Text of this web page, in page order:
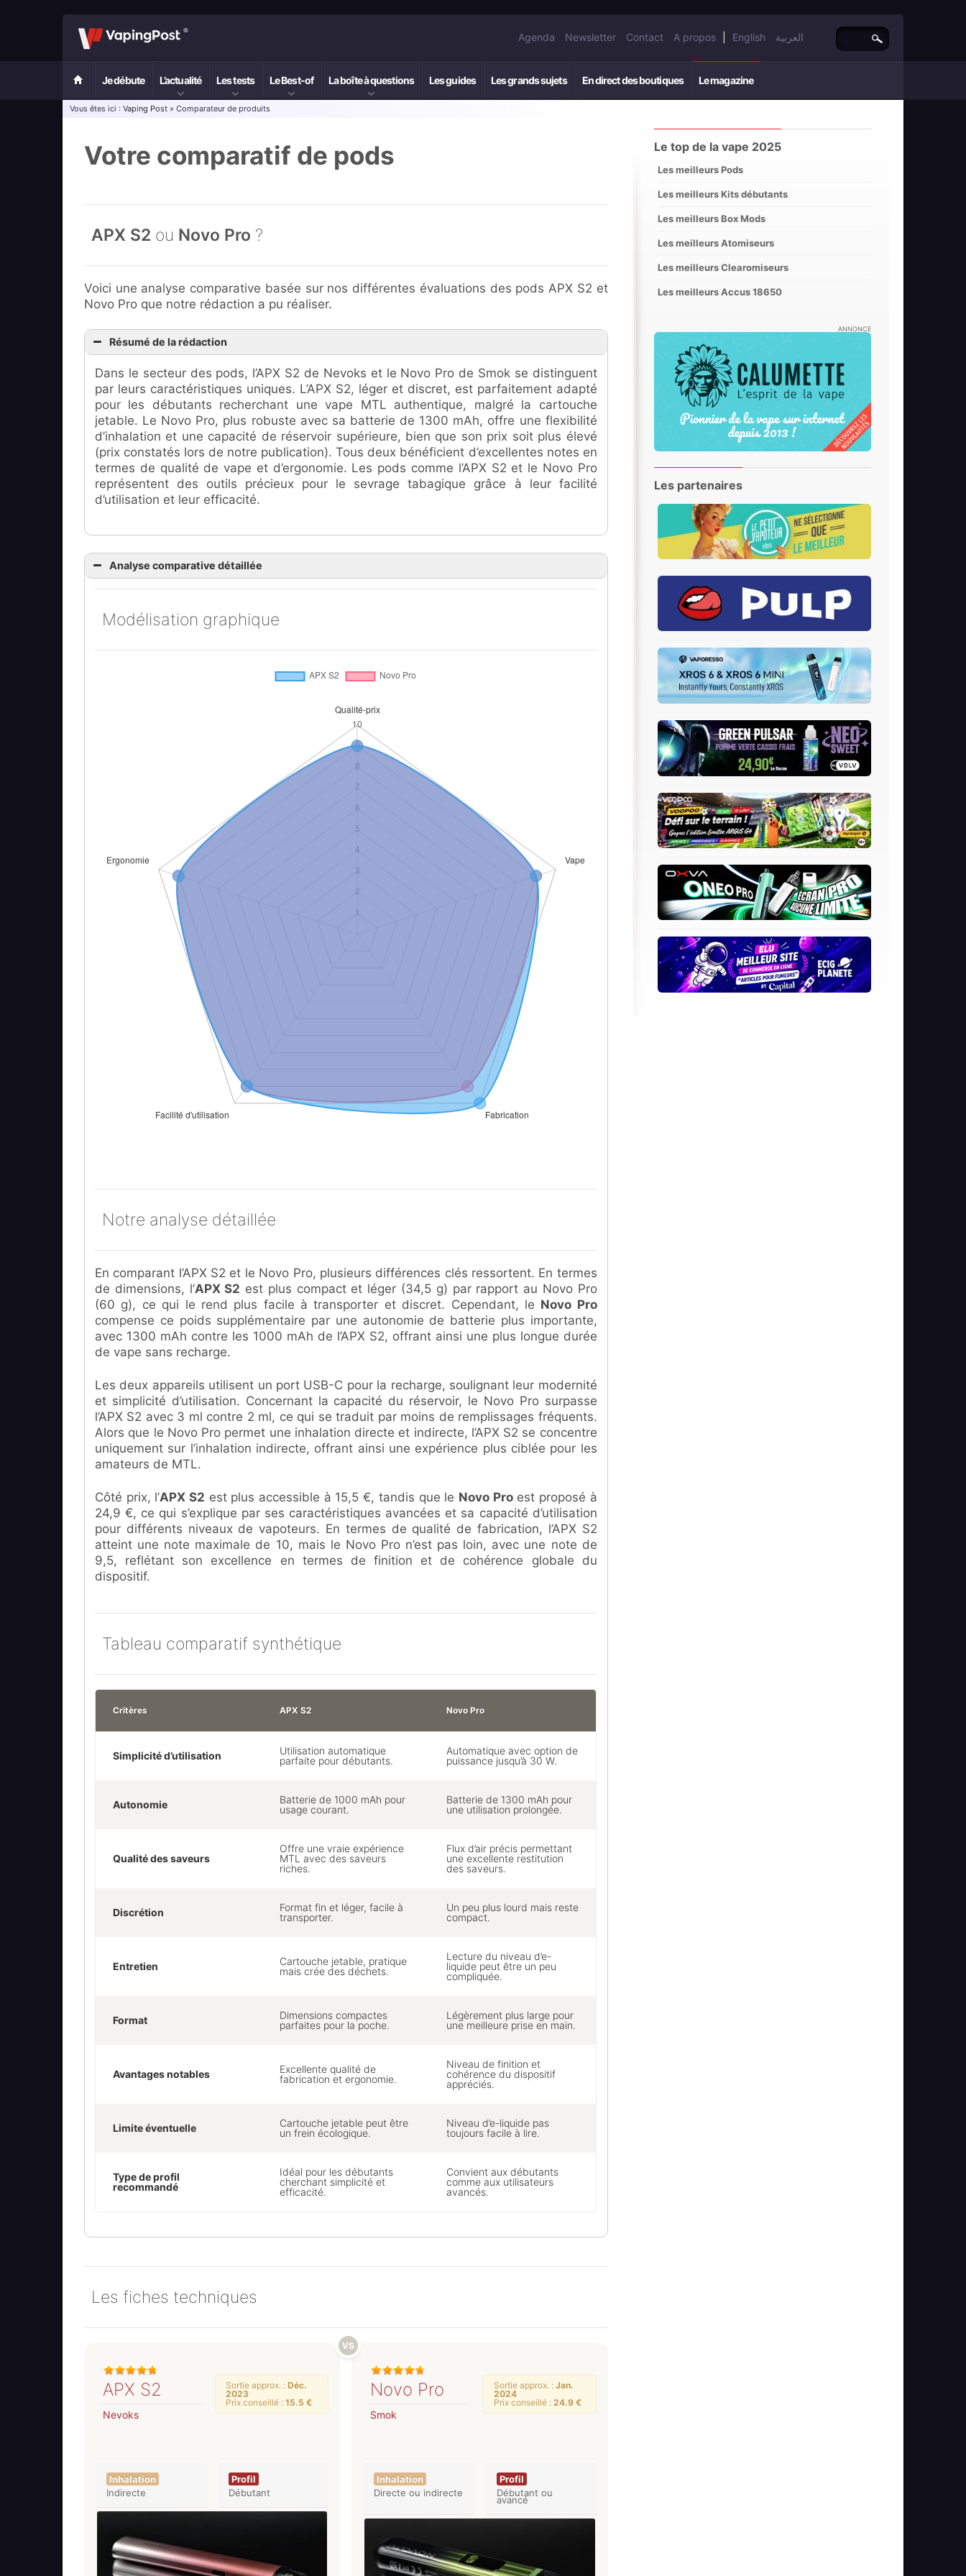
Agenda Newsletter Contact A propos English العربية
Je débute L’actualité Les tests Le Best-of La boîte à questions Les guides Les grands sujets En direct des boutiques Le magazine
Vous êtes ici : Vaping Post » Comparateur de produits
Votre comparatif de pods
APX S2 ou Novo Pro ?
Voici une analyse comparative basée sur nos différentes évaluations des pods APX S2 et
Novo Pro que notre rédaction a pu réaliser.
Résumé de la rédaction
Dans le secteur des pods, l’APX S2 de Nevoks et le Novo Pro de Smok se distinguent
par leurs caractéristiques uniques. L’APX S2, léger et discret, est parfaitement adapté
pour les débutants recherchant une vape MTL authentique, malgré la cartouche
jetable. Le Novo Pro, plus robuste avec sa batterie de 1300 mAh, offre une flexibilité
d’inhalation et une capacité de réservoir supérieure, bien que son prix soit plus élevé
(prix constatés lors de notre publication). Tous deux bénéficient d’excellentes notes en
termes de qualité de vape et d’ergonomie. Les pods comme l’APX S2 et le Novo Pro
représentent des outils précieux pour le sevrage tabagique grâce à leur facilité
d’utilisation et leur efficacité.
Analyse comparative détaillée
Modélisation graphique
Notre analyse détaillée
En comparant l’APX S2 et le Novo Pro, plusieurs différences clés ressortent. En termes
de dimensions, l’APX S2 est plus compact et léger (34,5 g) par rapport au Novo Pro
(60 g), ce qui le rend plus facile à transporter et discret. Cependant, le Novo Pro
compense ce poids supplémentaire par une autonomie de batterie plus importante,
avec 1300 mAh contre les 1000 mAh de l’APX S2, offrant ainsi une plus longue durée
de vape sans recharge.
Les deux appareils utilisent un port USB-C pour la recharge, soulignant leur modernité
et simplicité d’utilisation. Concernant la capacité du réservoir, le Novo Pro surpasse
l’APX S2 avec 3 ml contre 2 ml, ce qui se traduit par moins de remplissages fréquents.
Alors que le Novo Pro permet une inhalation directe et indirecte, l’APX S2 se concentre
uniquement sur l’inhalation indirecte, offrant ainsi une expérience plus ciblée pour les
amateurs de MTL.
Côté prix, l’APX S2 est plus accessible à 15,5 €, tandis que le Novo Proest proposé à
24,9 €, ce qui s’explique par ses caractéristiques avancées et sa capacité d’utilisation
pour différents niveaux de vapoteurs. En termes de qualité de fabrication, l’APX S2
atteint une note maximale de 10, mais le Novo Pro n’est pas loin, avec une note de
9,5, reflétant son excellence en termes de finition et de cohérence globale du
dispositif.
Tableau comparatif synthétique
Critères APX S2 Novo Pro
Simplicité d’utilisation
Utilisation automatique
parfaite pour débutants.
Automatique avec option de
puissance jusqu’à 30 W.
Autonomie
Batterie de 1000 mAh pour
usage courant.
Batterie de 1300 mAh pour
une utilisation prolongée.
Qualité des saveurs
Offre une vraie expérience
MTL avec des saveurs
riches.
Flux d’air précis permettant
une excellente restitution
des saveurs.
Discrétion
Format fin et léger, facile à
transporter.
Un peu plus lourd mais reste
compact.
Entretien
Cartouche jetable, pratique
mais crée des déchets.
Lecture du niveau d’e-
liquide peut être un peu
compliquée.
Format
Dimensions compactes
parfaites pour la poche.
Légèrement plus large pour
une meilleure prise en main.
Avantages notables
Excellente qualité de
fabrication et ergonomie.
Niveau de finition et
cohérence du dispositif
appréciés.
Limite éventuelle
Cartouche jetable peut être
un frein écologique.
Niveau d’e-liquide pas
toujours facile à lire.
Type de profil
recommandé
Idéal pour les débutants
cherchant simplicité et
efficacité.
Convient aux débutants
comme aux utilisateurs
avancés.
Les fiches techniques
APX S2
Nevoks
Sortie approx. :Déc.
2023
Prix conseillé :15.5 €
Inhalation
Indirecte
Profil
Débutant
Novo Pro
Smok
Sortie approx. : Jan.
2024
Prix conseillé : 24.9 €
Inhalation
Directe ou indirecte
Profil
Débutant ou
avancé
Le top de la vape 2025
Les meilleurs Pods
Les meilleurs Kits débutants
Les meilleurs Box Mods
Les meilleurs Atomiseurs
Les meilleurs Clearomiseurs
Les meilleurs Accus 18650
ANNONCE
Les partenaires